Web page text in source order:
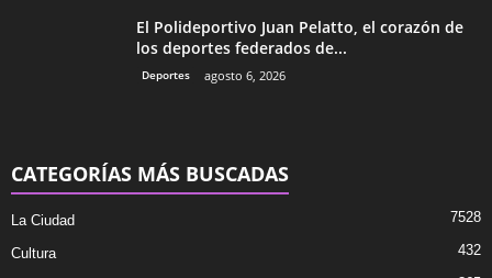
El Polideportivo Juan Pelatto, el corazón de
los deportes federados de...
Deportes agosto 6, 2026
CATEGORÍAS MÁS BUSCADAS
La Ciudad 7528
Cultura 432